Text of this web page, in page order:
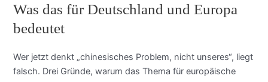
Was das für Deutschland und Europa
bedeutet
Wer jetzt denkt „chinesisches Problem, nicht unseres“, liegt
falsch. Drei Gründe, warum das Thema für europäische